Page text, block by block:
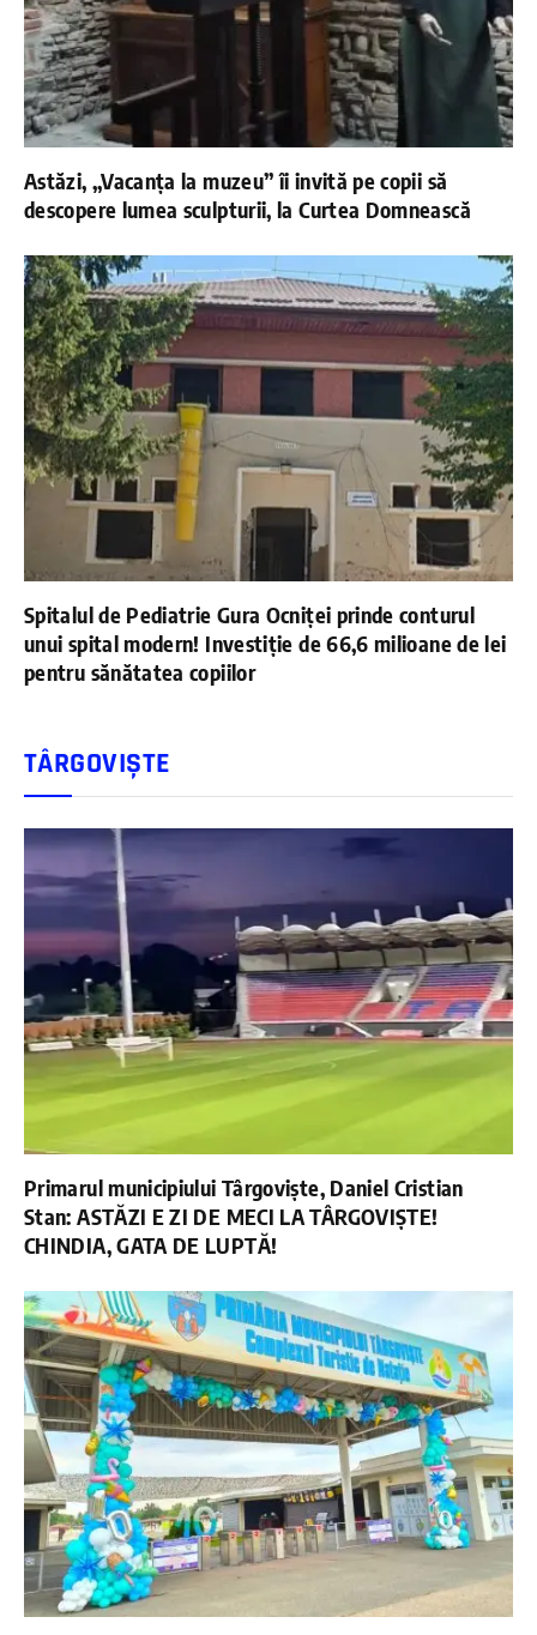
Astăzi, „Vacanța la muzeu” îi invită pe copii să
descopere lumea sculpturii, la Curtea Domnească
Spitalul de Pediatrie Gura Ocniței prinde conturul
unui spital modern! Investiție de 66,6 milioane de lei
pentru sănătatea copiilor
TÂRGOVIȘTE
Primarul municipiului Târgoviște, Daniel Cristian
Stan: ASTĂZI E ZI DE MECI LA TÂRGOVIȘTE!
CHINDIA, GATA DE LUPTĂ!